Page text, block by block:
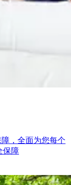
，全面为您每个
保障